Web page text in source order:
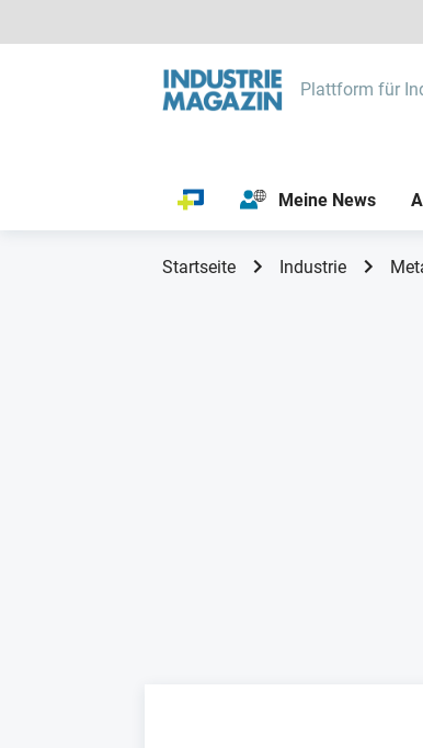
Plattform für
Meine News
Startseite Industrie